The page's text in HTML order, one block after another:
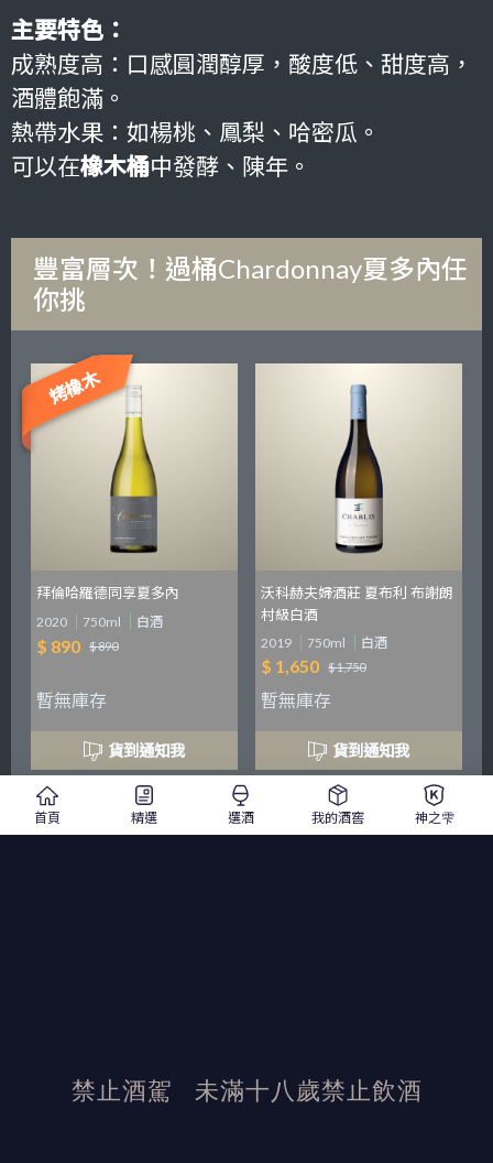
主要特色：
成熟度高：口感圓潤醇厚，酸度低、甜度高，
酒體飽滿。
熱帶水果：如楊桃、鳳梨、哈密瓜。
可以在橡木桶中發酵、陳年。
豐富層次！過桶Chardonnay夏多內任
你挑
烤橡木
拜倫哈羅德同享夏多內
2020 750ml 白酒
$ 890 $ 890
暫無庫存
貨到通知我
沃科赫夫婦酒莊 夏布利 布謝朗
村級白酒
2019 750ml 白酒
$ 1,650 $ 1,750
暫無庫存
貨到通知我
蜂蜜香
$ 2,800 $ 3,500
蜜糖味
$ 1,350 $ 1,690
首頁 精選 選酒 我的酒窖 神之雫
禁止酒駕 未滿十八歲禁止飲酒